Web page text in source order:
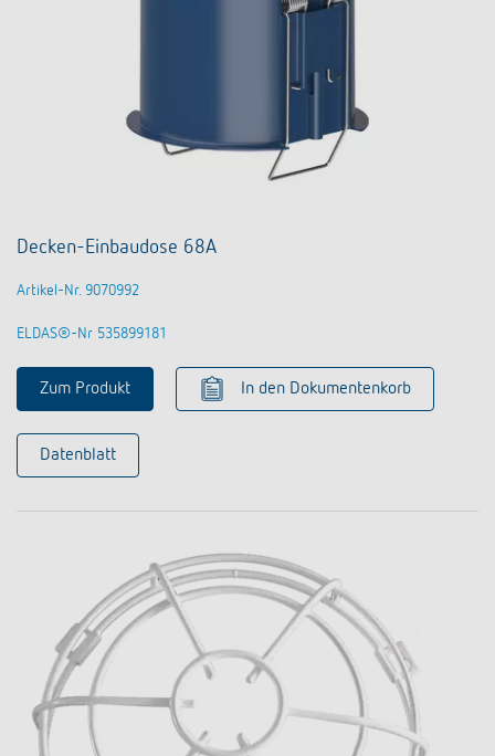
Decken-Einbaudose 68A
Artikel-Nr. 9070992
ELDAS®-Nr 535899181
Zum Produkt In den Dokumentenkorb
Datenblatt